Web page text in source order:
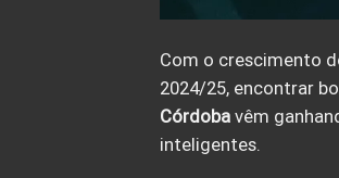
Com o crescimento
2024/25, encontrar
Córdoba vêm
inteligentes.